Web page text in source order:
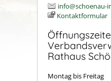
info@schoenau-
Kontaktformular
Rathaus
Montag bis Freitag